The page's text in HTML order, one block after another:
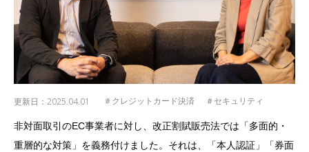
更新日： 2025.04.01 ＃クレジットカード決済 ＃セキュリティ
非対面取引のEC事業者に対し、改正割賦販売法では「多面的・
重層的な対策」を義務付けました。それは、「本人認証」「券面